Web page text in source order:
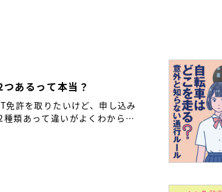
あるって本当？
免許を取りたいけど、申し込み
類あって違いがよくわからな